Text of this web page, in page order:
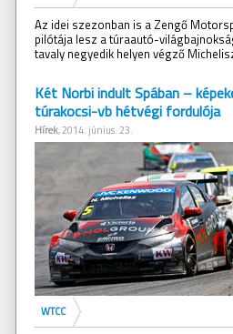
Az idei szezonban is a Zengő
pilótája lesz a túraautó-
tavaly negyedik helyen végző
Két Norbi indult Spában –
túrakocsi-vb hétvégi fordulója
Hírek, 2014. június. 23.
WTCC